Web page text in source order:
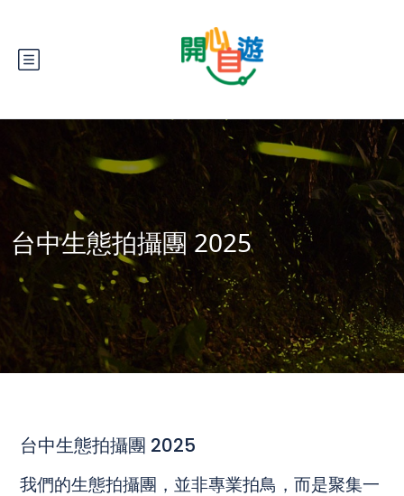
台中生態拍攝團 2025
台中生態拍攝團 2025
我們的生態拍攝團，並非專業拍鳥，而是聚集一